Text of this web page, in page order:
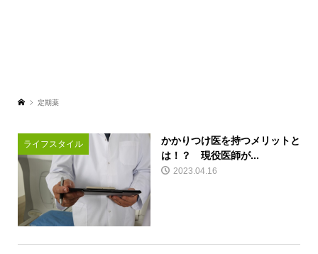
定期薬
ライフスタイル
かかりつけ医を持つメリットと
は！？ 現役医師が...
2023.04.16